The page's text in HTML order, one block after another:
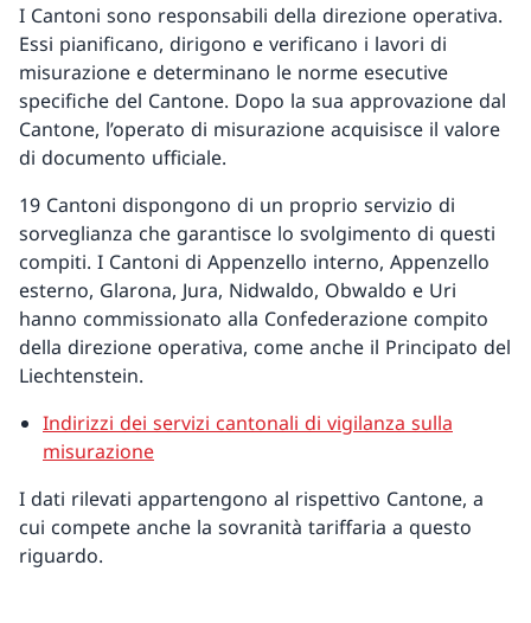
I Cantoni sono responsabili della direzione operativa.
Essi pianificano, dirigono e verificano i lavori di
misurazione e determinano le norme esecutive
specifiche del Cantone. Dopo la sua approvazione dal
Cantone, l’operato di misurazione acquisisce il valore
di documento ufficiale.
19 Cantoni dispongono di un proprio servizio di
sorveglianza che garantisce lo svolgimento di questi
compiti. I Cantoni di Appenzello interno, Appenzello
esterno, Glarona, Jura, Nidwaldo, Obwaldo e Uri
hanno commissionato alla Confederazione compito
della direzione operativa, come anche il Principato del
Liechtenstein.
Indirizzi dei servizi cantonali di vigilanza sulla
misurazione
I dati rilevati appartengono al rispettivo Cantone, a
cui compete anche la sovranità tariffaria a questo
riguardo.